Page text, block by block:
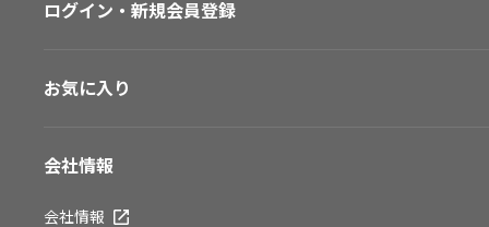
ログイン・新規会員登録
お気に入り
会社情報
会社情報